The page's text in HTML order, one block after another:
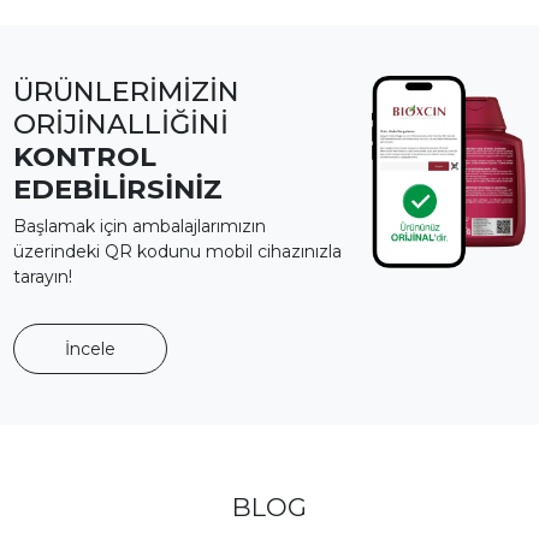
ÜRÜNLERİMİZİN
ORİJİNALLİĞİNİ
KONTROL
EDEBİLİRSİNİZ
Başlamak için ambalajlarımızın
üzerindeki QR kodunu mobil cihazınızla
tarayın!
İncele
BLOG